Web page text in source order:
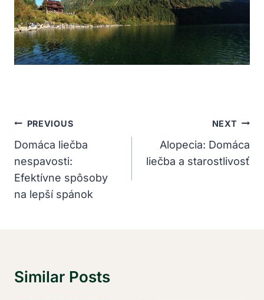
Navigácia
V
Článku
PREVIOUS
Domáca liečba
nespavosti:
Efektívne spôsoby
na lepší spánok
NEXT
Alopecia: Domáca
liečba a starostlivosť
Similar Posts